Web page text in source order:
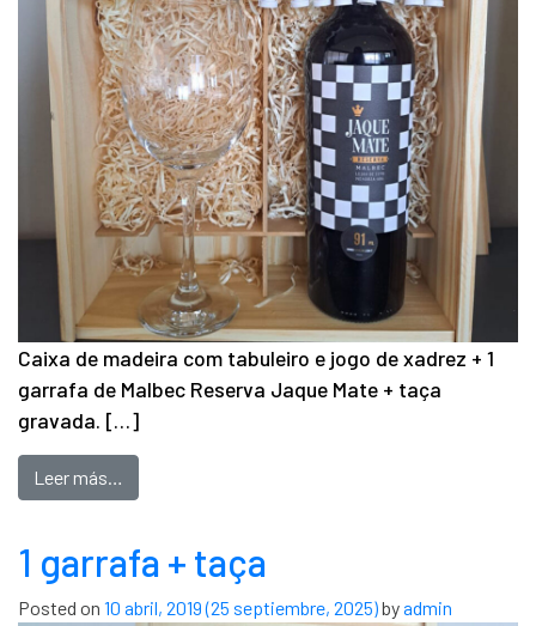
Caixa de madeira com tabuleiro e jogo de xadrez + 1
garrafa de Malbec Reserva Jaque Mate + taça
gravada. […]
Leer más…
1 garrafa + taça
Posted on 10 abril, 2019(25 septiembre, 2025)byadmin